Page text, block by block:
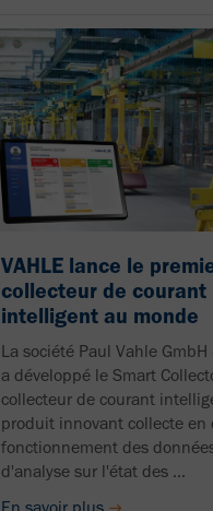
VAHLE lance le
collecteur de courant
intelligent au monde
La société Paul Vahle GmbH
a développé le Smart
collecteur de courant
produit innovant collecte en
fonctionnement des
d'analyse sur l'état des ...